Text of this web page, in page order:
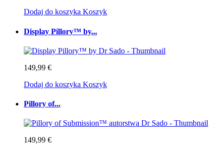
Dodaj do koszyka Koszyk
Display Pillory™ by...
149,99 €
Dodaj do koszyka Koszyk
Pillory of...
149,99 €